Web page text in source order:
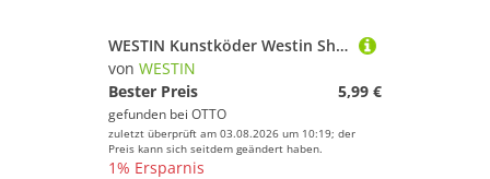
WESTIN Kunstköder Westin ShadTeez 7,5cm 3g - 4 Gummifische
von WESTIN
Bester Preis
5,99 €
gefunden bei OTTO
zuletzt überprüft am 03.08.2026 um 10:19; der
Preis kann sich seitdem geändert haben.
1% Ersparnis